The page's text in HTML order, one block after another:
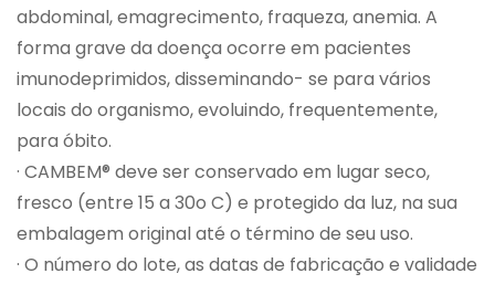
abdominal, emagrecimento, fraqueza, anemia. A
forma grave da doença ocorre em pacientes
imunodeprimidos, disseminando- se para vários
locais do organismo, evoluindo, frequentemente,
para óbito.
· CAMBEM® deve ser conservado em lugar seco,
fresco (entre 15 a 30o C) e protegido da luz, na sua
embalagem original até o término de seu uso.
· O número do lote, as datas de fabricação e validade